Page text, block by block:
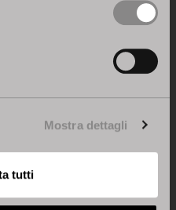
Mostra dettagli
tutti
articolo